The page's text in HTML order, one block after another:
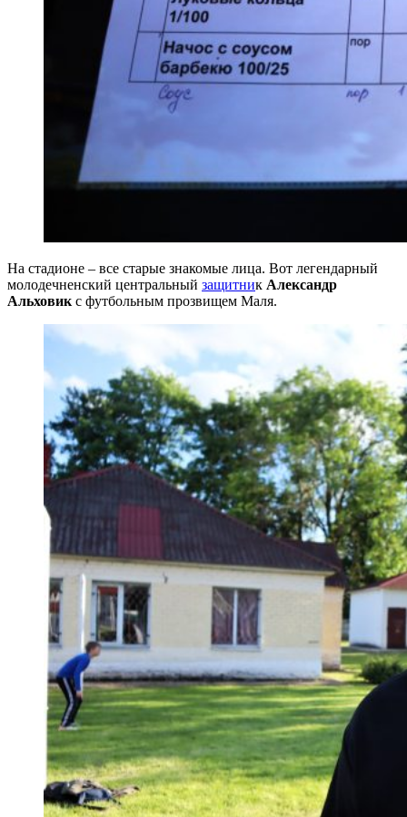
На стадионе – все старые знакомые лица. Вот легендарный
молодечненский центральный защитник Александр
Альховик с футбольным прозвищем Маля.